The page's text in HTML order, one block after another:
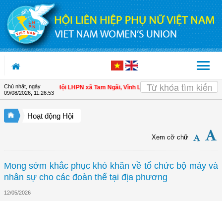
Truy cập nội dung luôn
Chủ nhật, ngày
09/08/2026, 11:26:54
hội viên | Hội LHPN xã Tam Ngãi, Vĩnh Long sơ kết công tác Hội và phong
Hoạt động Hội
Xem cỡ chữ
Mong sớm khắc phục khó khăn về tổ chức bộ máy và
nhân sự cho các đoàn thể tại địa phương
12/05/2026